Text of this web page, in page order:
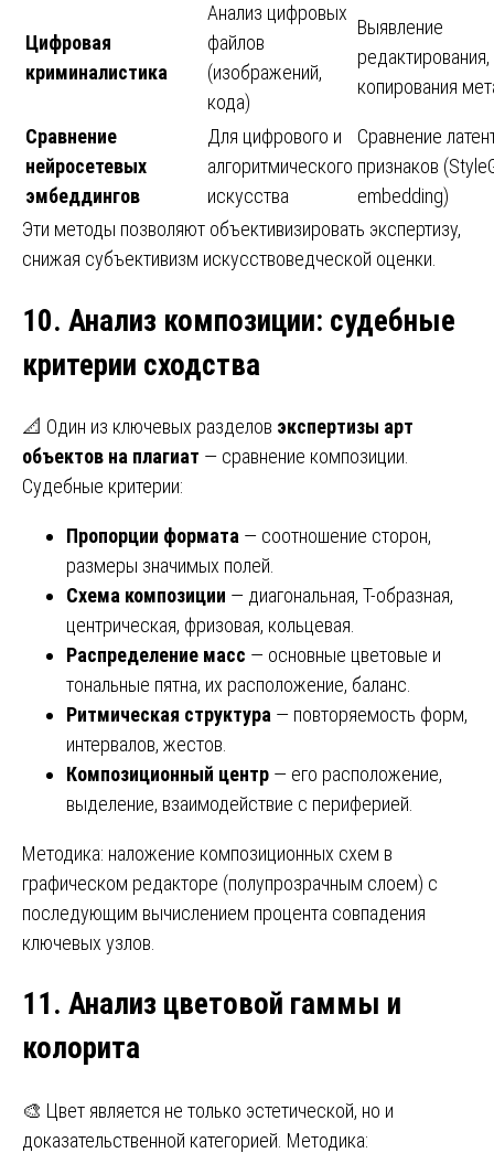
Цифровая
криминалистика
Анализ цифровых
файлов
(изображений,
кода)
Выявление
редактирования,
копирования
Сравнение
нейросетевых
эмбеддингов
Для цифрового и
алгоритмического
искусства
Сравнение
признаков
embedding)
Эти методы позволяют объективизировать экспертизу,
снижая субъективизм искусствоведческой оценки.
10. Анализ композиции: судебные
критерии сходства
📐 Один из ключевых разделов экспертизы арт
объектов на плагиат — сравнение композиции.
Судебные критерии:
Пропорции формата — соотношение сторон,
размеры значимых полей.
Схема композиции — диагональная, Т-образная,
центрическая, фризовая, кольцевая.
Распределение масс — основные цветовые и
тональные пятна, их расположение, баланс.
Ритмическая структура — повторяемость форм,
интервалов, жестов.
Композиционный центр — его расположение,
выделение, взаимодействие с периферией.
Методика: наложение композиционных схем в
графическом редакторе (полупрозрачным слоем) с
последующим вычислением процента совпадения
ключевых узлов.
11. Анализ цветовой гаммы и
колорита
🎨 Цвет является не только эстетической, но и
доказательственной категорией. Методика: